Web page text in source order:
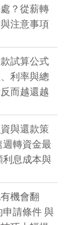
？從薪轉
注意事項
款試算公式
利率與總
而越還越
資與還款策
週轉資金最
利息成本與
機會翻
申請條件 與